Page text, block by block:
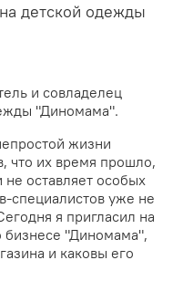
детской одежды
и совладелец
"Диномама".
жизни
что их время прошло,
оставляет особых
специалистов уже не
я пригласил на
бизнесе "Диномама",
и каковы его